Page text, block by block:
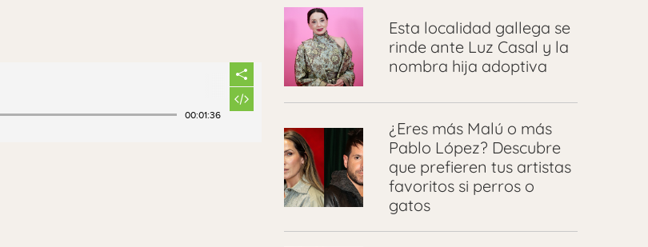
00:01:36
Esta localidad gallega se
rinde ante Luz Casal y la
nombra hija adoptiva
¿Eres más Malú o más
Pablo López? Descubre
que prefieren tus artistas
favoritos si perros o
gatos